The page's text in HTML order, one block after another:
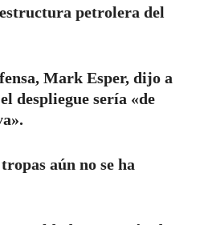
petrolera del
Mark Esper, dijo a
despliegue sería «de
aún no se ha